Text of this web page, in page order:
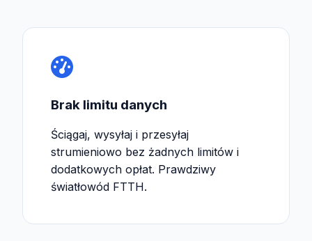
Brak limitu danych
Ściągaj, wysyłaj i przesyłaj
strumieniowo bez żadnych limitów i
dodatkowych opłat. Prawdziwy
światłowód FTTH.